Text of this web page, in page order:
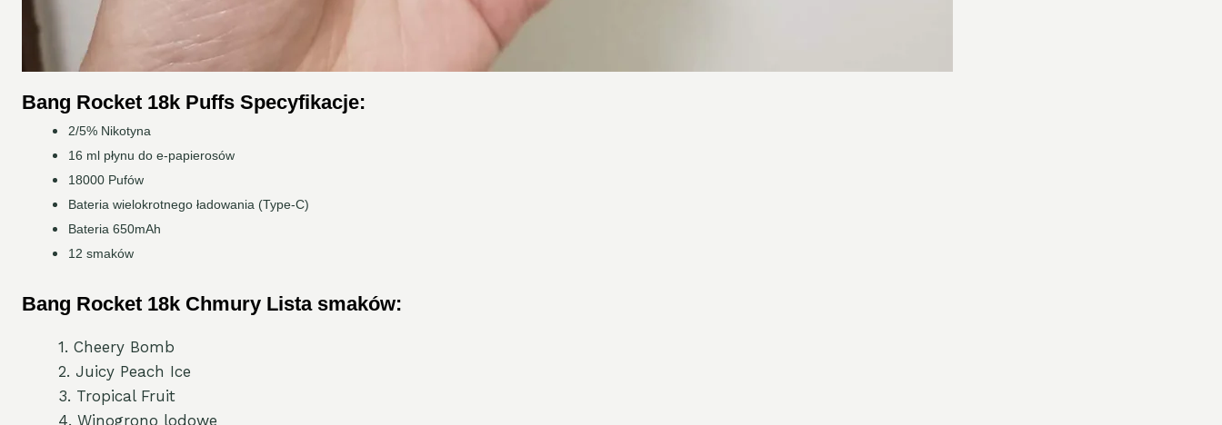
Bang Rocket 18k Puffs Specyfikacje:
2/5% Nikotyna
16 ml płynu do e-papierosów
18000 Pufów
Bateria wielokrotnego ładowania (Type-C)
Bateria 650mAh
12 smaków
Bang Rocket 18k Chmury Lista smaków:
1. Cheery Bomb
2. Juicy Peach Ice
3. Tropical Fruit
4. Winogrono lodowe